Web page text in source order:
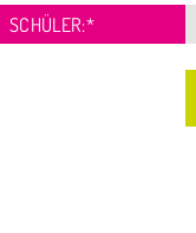
SCHÜLER:*